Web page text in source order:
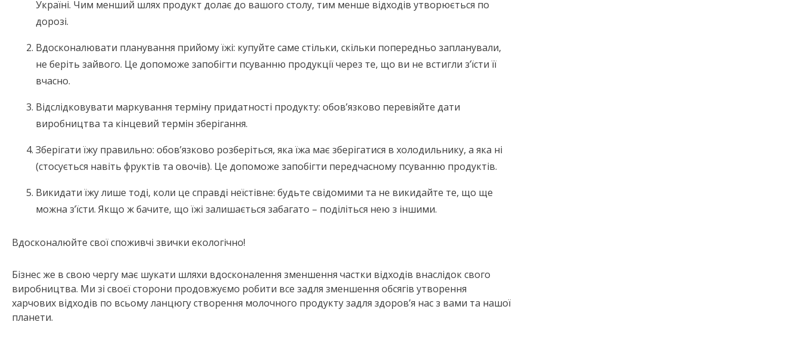
Україні. Чим менший шлях продукт долає до вашого столу, тим менше відходів утворюється по
дорозі.
Вдосконалювати планування прийому їжі: купуйте саме стільки, скільки попередньо запланували,
не беріть зайвого. Це допоможе запобігти псуванню продукції через те, що ви не встигли з’їсти її
вчасно.
Відслідковувати маркування терміну придатності продукту: обов’язково перевіяйте дати
виробництва та кінцевий термін зберігання.
Зберігати їжу правильно: обов’язково розберіться, яка їжа має зберігатися в холодильнику, а яка ні
(стосується навіть фруктів та овочів). Це допоможе запобігти передчасному псуванню продуктів.
Викидати їжу лише тоді, коли це справді неїстівне: будьте свідомими та не викидайте те, що ще
можна з’їсти. Якщо ж бачите, що їжі залишається забагато – поділіться нею з іншими.
Вдосконалюйте свої споживчі звички екологічно!
Бізнес же в свою чергу має шукати шляхи вдосконалення зменшення частки відходів внаслідок свого
виробництва. Ми зі своєї сторони продовжуємо робити все задля зменшення обсягів утворення
харчових відходів по всьому ланцюгу створення молочного продукту задля здоров’я нас з вами та нашої
планети.